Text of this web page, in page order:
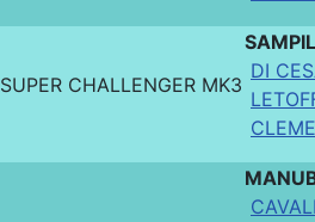
SUPER CHALLENGER MK3
DI